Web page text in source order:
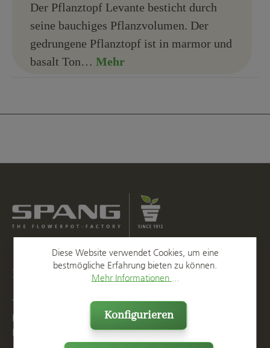
Der Pflanztopf Levante besticht durch
seine bauchiges Pflanzvolumen. Der
gedrungene Pflanztopf ist in marmor und
basalt Ton… Mehr
Kontakt
T
+49 2623 887 0
F
+49 2623 887 149
E
Diese Website verwendet Cookies, um eine
bestmögliche Erfahrung bieten zu können.
Mehr Informationen ...
Konfigurieren